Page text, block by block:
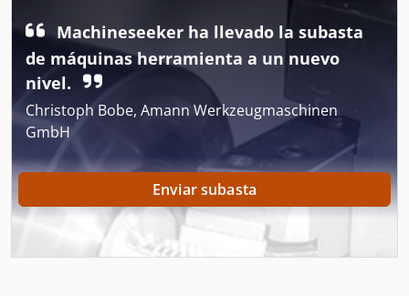
Máquinas Para
Parte Hidraulica
Technica
Techo De Filigrana
Techo De Libro
Tecnología De Almacenamiento
Tecnología De Compactación
Machineseeker ha llevado la subasta
de máquinas herramienta a un nuevo
nivel.
Christoph Bobe, Amann Werkzeugmaschinen
GmbH
Enviar subasta